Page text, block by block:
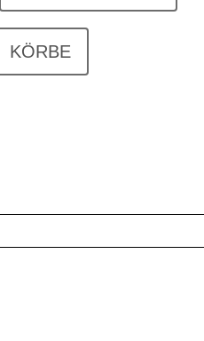
KÖRBE